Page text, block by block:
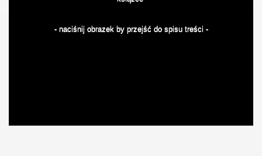
- naciśnij obrazek by przejść do spisu treści -